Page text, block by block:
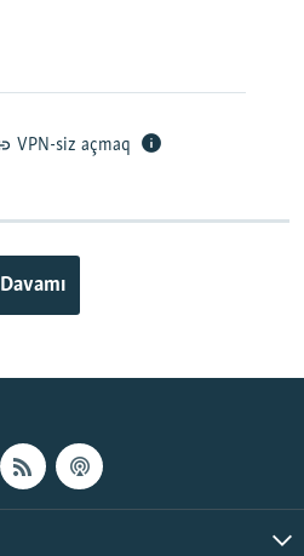
VPN-siz açmaq
Davamı